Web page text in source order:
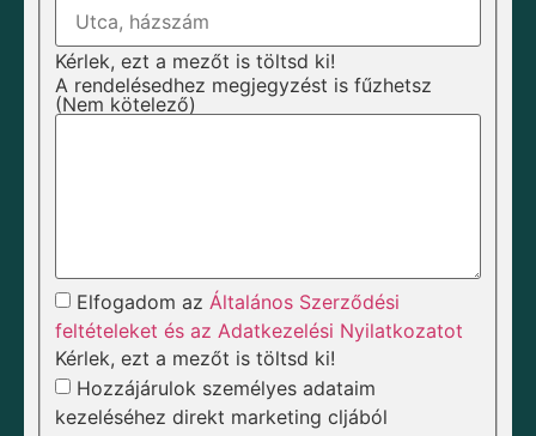
Kérlek, ezt a mezőt is töltsd ki!
A rendelésedhez megjegyzést is fűzhetsz
(Nem kötelező)
Elfogadom az Általános Szerződési
feltételeket és az Adatkezelési Nyilatkozatot
Kérlek, ezt a mezőt is töltsd ki!
Hozzájárulok személyes adataim
kezeléséhez direkt marketing cljából